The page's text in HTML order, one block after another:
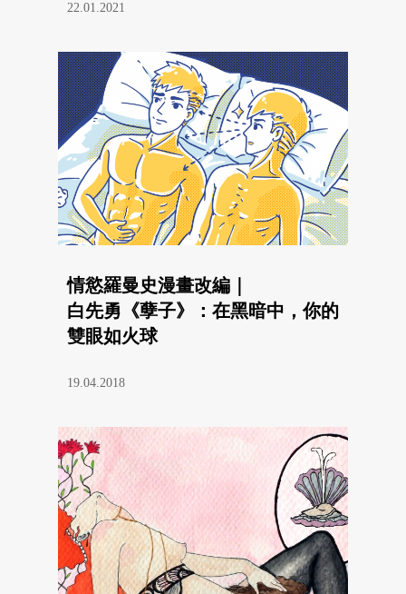
22.01.2021
情慾羅曼史漫畫改編｜
白先勇《孽子》：在黑暗中，你的
雙眼如火球
19.04.2018